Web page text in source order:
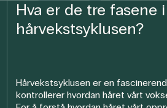
Hva er de tre fasene i
hårvekstsyklusen?
Hårvekstsyklusen er en
kontrollerer hvordan håret vårt